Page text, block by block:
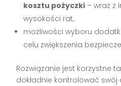
kosztu pożyczki – wraz z
wysokości rat,
możliwości wyboru
celu zwiększenia
Rozwiązanie jest korzystne
dokładnie kontrolować